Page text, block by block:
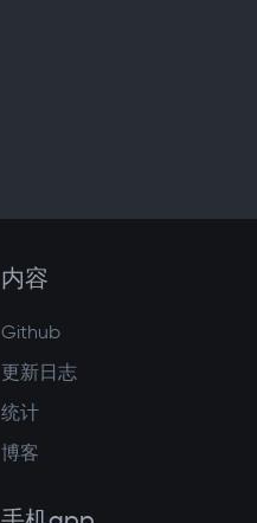
内容
Github
更新日志
统计
博客